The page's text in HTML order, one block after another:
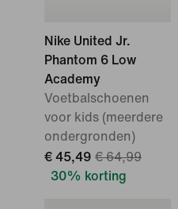
Nike United Jr.
Phantom 6 Low
Academy
Voetbalschoenen
voor kids (meerdere
ondergronden)
€ 45,49 € 64,99
30% korting